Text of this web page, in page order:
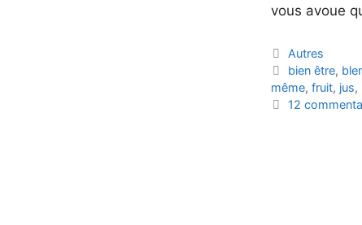
vous avoue
Catégories
Autres
Étiquettes
bien être,
même, fruit, jus,
12